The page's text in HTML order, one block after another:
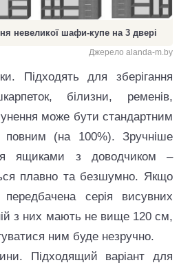
невеликої шафи-купе на 3 двері
Джерело alanda-m.by
Підходять для зберігання
білизни, ременів,
може бути стандартним
(на 100%). Зручніше
ящиками з доводчиком –
плавно та безшумно. Якщо
передбачена серія висувних
з них мають не вище 120 см,
ним буде незручно.
Підходящий варіант для